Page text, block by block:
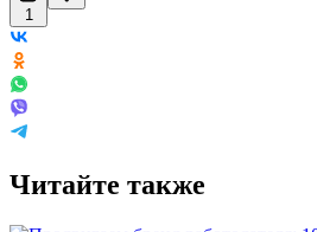
1
Читайте также